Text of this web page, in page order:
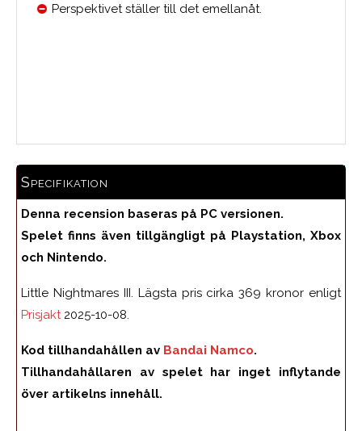
Perspektivet ställer till det emellanåt.
Specifikation
Denna recension baseras på PC versionen.
Spelet finns även tillgängligt på Playstation, Xbox
och Nintendo.
Little Nightmares III. Lägsta pris cirka 369 kronor enligt
Prisjakt2025-10-08.
Kod tillhandahållen av Bandai Namco.
Tillhandahållaren av spelet har inget inflytande
över artikelns innehåll.